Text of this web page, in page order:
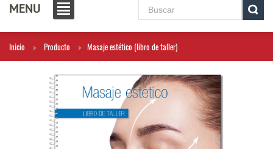
MENU
Inicio Producto Masaje estético (libro de taller)